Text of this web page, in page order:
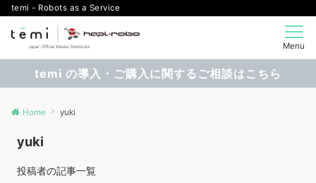
temi - Robots as a Service
Menu
temi の導入・ご購入に関するご相談はこちら
Home yuki
yuki
投稿者の記事一覧